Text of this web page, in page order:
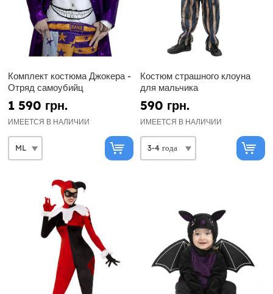
Комплект костюма Джокера -
Отряд самоубийц
1 590 грн.
ИМЕЕТСЯ В НАЛИЧИИ
Костюм страшного клоуна
для мальчика
590 грн.
ИМЕЕТСЯ В НАЛИЧИИ